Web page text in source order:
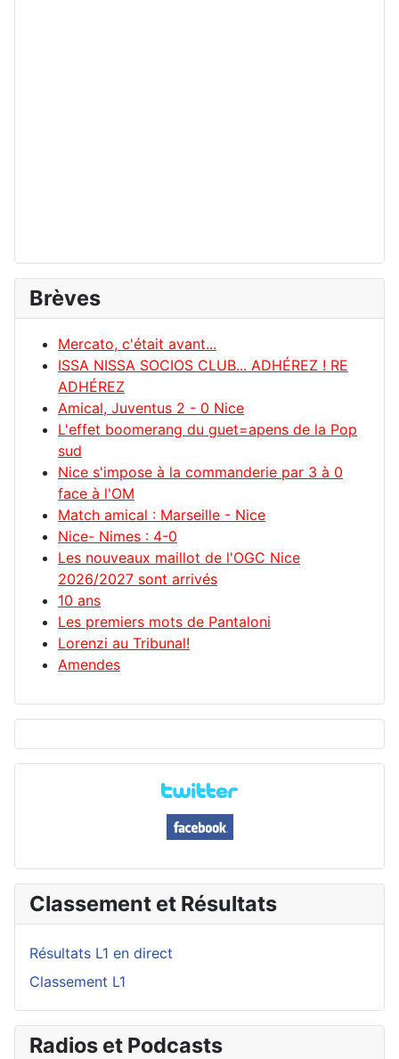
Brèves
Mercato, c'était avant...
ISSA NISSA SOCIOS CLUB... ADHÉREZ ! RE
ADHÉREZ
Amical, Juventus 2 - 0 Nice
L'effet boomerang du guet=apens de la Pop
sud
Nice s'impose à la commanderie par 3 à 0
face à l'OM
Match amical : Marseille - Nice
Nice- Nimes : 4-0
Les nouveaux maillot de l'OGC Nice
2026/2027 sont arrivés
10 ans
Les premiers mots de Pantaloni
Lorenzi au Tribunal!
Amendes
Classement et Résultats
Résultats L1 en direct
Classement L1
Radios et Podcasts